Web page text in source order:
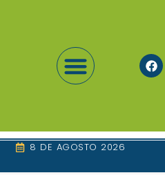
8 DE AGOSTO 2026